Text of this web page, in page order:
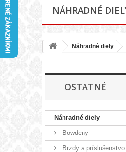
NÁHRADNÉ
Náhradné diely
OSTATNÉ
Náhradné diely
Bowdeny
Brzdy a príslušenstvo